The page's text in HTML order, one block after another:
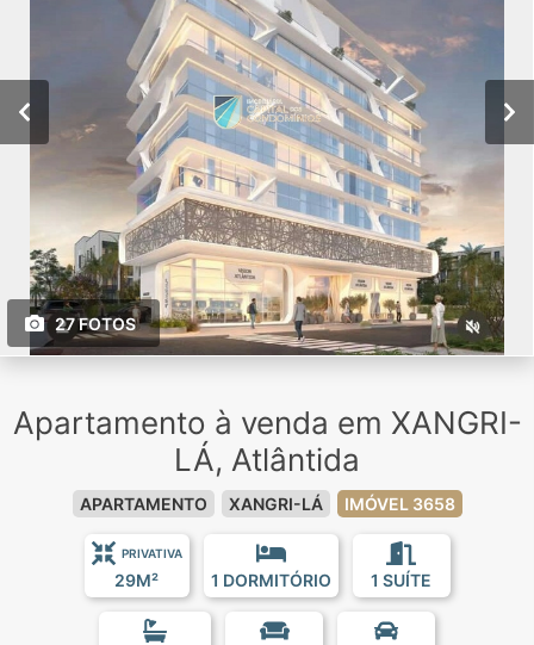
27 FOTOS
Apartamento à venda em XANGRI-
LÁ, Atlântida
APARTAMENTO XANGRI-LÁ IMÓVEL 3658
PRIVATIVA
29M² 1 DORMITÓRIO 1 SUÍTE